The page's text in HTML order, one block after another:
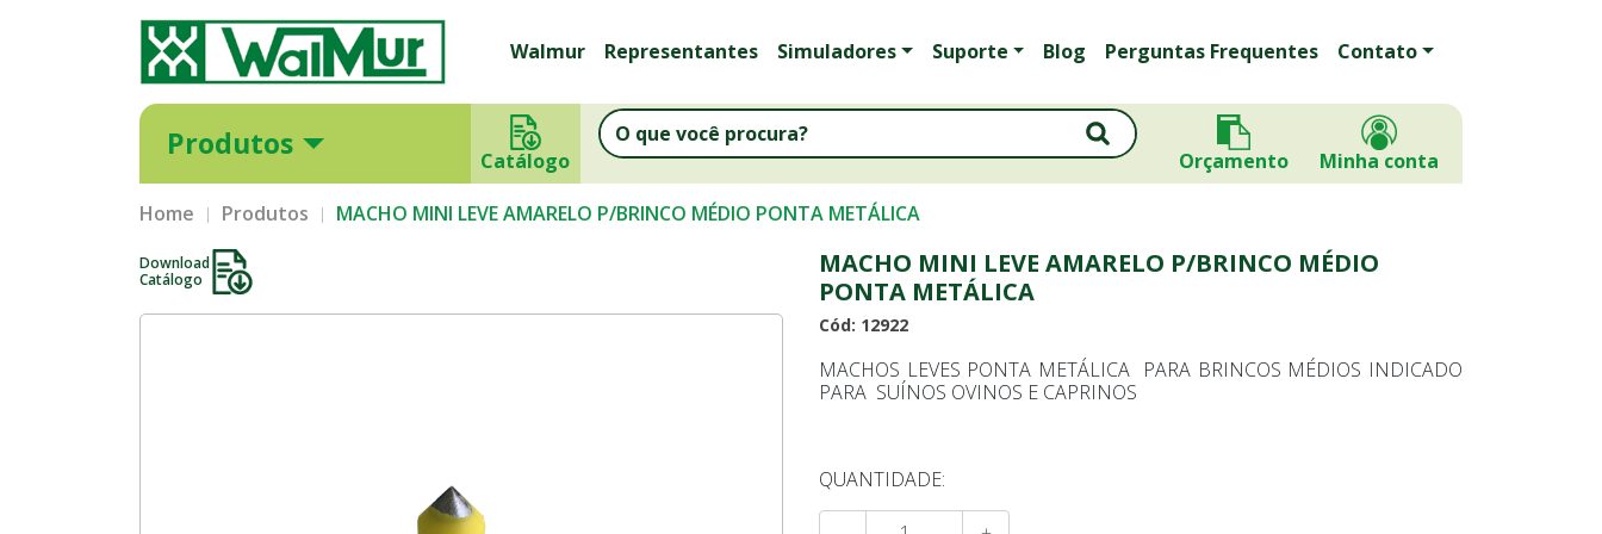
Walmur Representantes Simuladores Suporte Blog Perguntas Frequentes Contato
Produtos Catálogo Orçamento Minha conta
Home Produtos MACHO MINI LEVE AMARELO P/BRINCO MÉDIO PONTA METÁLICA
Download
Catálogo
MACHO MINI LEVE AMARELO P/BRINCO MÉDIO
PONTA METÁLICA
Cód: 12922
MACHOS LEVES PONTA METÁLICA PARA BRINCOS MÉDIOS INDICADO
PARA SUÍNOS OVINOS E CAPRINOS
QUANTIDADE: